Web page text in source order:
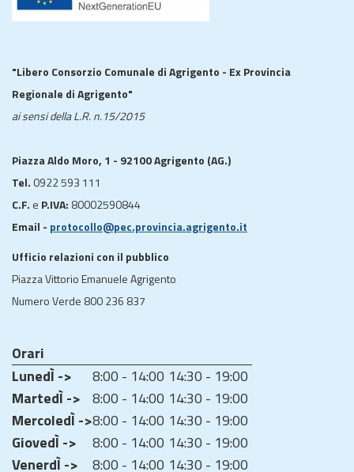
"Libero Consorzio Comunale di Agrigento - Ex Provincia
Regionale di Agrigento"
ai sensi della L.R. n.15/2015
Piazza Aldo Moro, 1 - 92100 Agrigento (AG.)
Tel. 0922 593 111
C.F. e P.IVA: 80002590844
Email - protocollo@pec.provincia.agrigento.it
Ufficio relazioni con il pubblico
Piazza Vittorio Emanuele Agrigento
Numero Verde 800 236 837
Orari
LunedÌ ->
8:00 - 14:00 14:30 - 19:00
MartedÌ -> 8:00 - 14:00 14:30 - 19:00
MercoledÌ ->8:00 - 14:00 14:30 - 19:00
GiovedÌ ->
8:00 - 14:00 14:30 - 19:00
VenerdÌ ->
8:00 - 14:00 14:30 - 19:00